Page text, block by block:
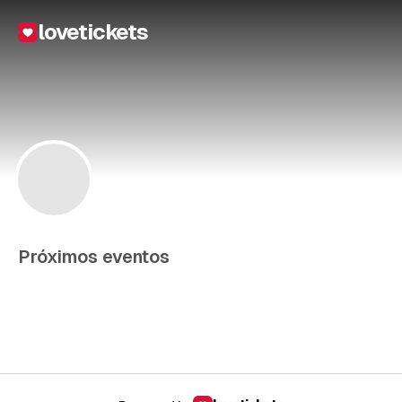
lovetickets
Próximos eventos